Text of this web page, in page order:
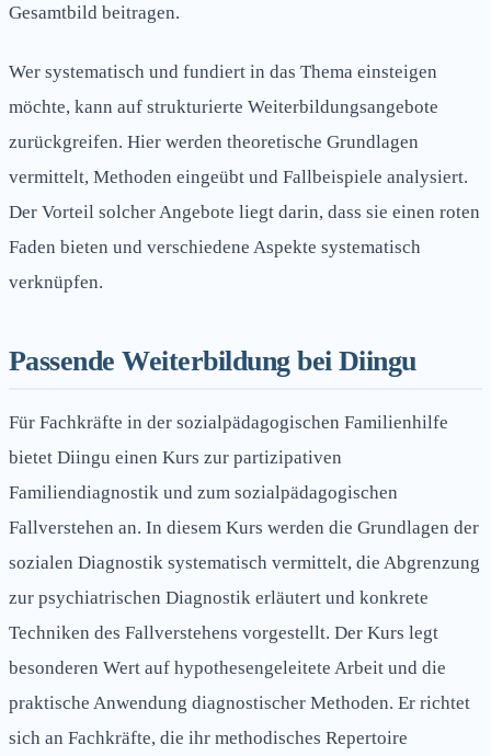
Gesamtbild beitragen.
Wer systematisch und fundiert in das Thema einsteigen
möchte, kann auf strukturierte Weiterbildungsangebote
zurückgreifen. Hier werden theoretische Grundlagen
vermittelt, Methoden eingeübt und Fallbeispiele analysiert.
Der Vorteil solcher Angebote liegt darin, dass sie einen roten
Faden bieten und verschiedene Aspekte systematisch
verknüpfen.
Passende Weiterbildung bei Diingu
Für Fachkräfte in der sozialpädagogischen Familienhilfe
bietet Diingu einen Kurs zur partizipativen
Familiendiagnostik und zum sozialpädagogischen
Fallverstehen an. In diesem Kurs werden die Grundlagen der
sozialen Diagnostik systematisch vermittelt, die Abgrenzung
zur psychiatrischen Diagnostik erläutert und konkrete
Techniken des Fallverstehens vorgestellt. Der Kurs legt
besonderen Wert auf hypothesengeleitete Arbeit und die
praktische Anwendung diagnostischer Methoden. Er richtet
sich an Fachkräfte, die ihr methodisches Repertoire